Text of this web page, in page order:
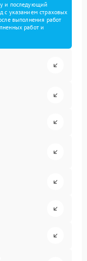
и последующий
с указанием страховых
выполнения работ
работ и